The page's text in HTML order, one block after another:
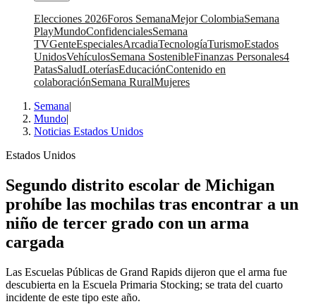
Elecciones 2026Foros SemanaMejor ColombiaSemana
PlayMundoConfidencialesSemana
TVGenteEspecialesArcadiaTecnologíaTurismoEstados
UnidosVehículosSemana SostenibleFinanzas Personales4
PatasSaludLoteríasEducaciónContenido en
colaboraciónSemana RuralMujeres
Semana|
Mundo|
Noticias Estados Unidos
Estados Unidos
Segundo distrito escolar de Michigan
prohíbe las mochilas tras encontrar a un
niño de tercer grado con un arma
cargada
Las Escuelas Públicas de Grand Rapids dijeron que el arma fue
descubierta en la Escuela Primaria Stocking; se trata del cuarto
incidente de este tipo este año.